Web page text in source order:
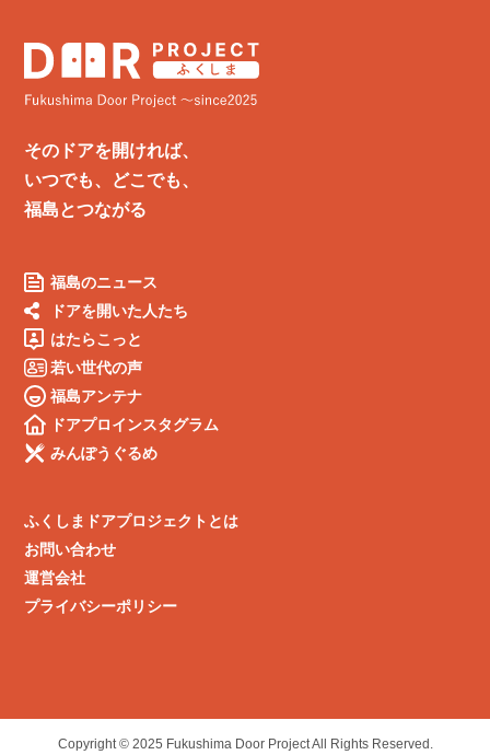
そのドアを開ければ、
いつでも、どこでも、
福島とつながる
福島のニュース
ドアを開いた人たち
はたらこっと
若い世代の声
福島アンテナ
ドアプロインスタグラム
みんぽうぐるめ
ふくしまドアプロジェクトとは
お問い合わせ
運営会社
プライバシーポリシー
Copyright © 2025 Fukushima Door Project All Rights Reserved.